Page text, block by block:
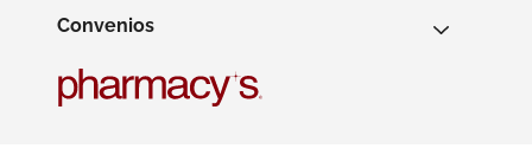
Convenios